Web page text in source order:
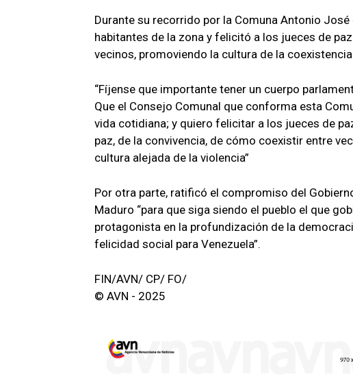
Durante su recorrido por la Comuna Antonio
habitantes de la zona y felicitó a los jueces de
vecinos, promoviendo la cultura de la
“Fíjense que importante tener un cuerpo
Que el Consejo Comunal que conforma esta
vida cotidiana; y quiero felicitar a los jueces de
paz, de la convivencia, de cómo coexistir entre
cultura alejada de la violencia”
Por otra parte, ratificó el compromiso del
Maduro “para que siga siendo el pueblo el que
protagonista en la profundización de la
felicidad social para Venezuela”.
FIN/AVN/ CP/ FO/
© AVN - 2025